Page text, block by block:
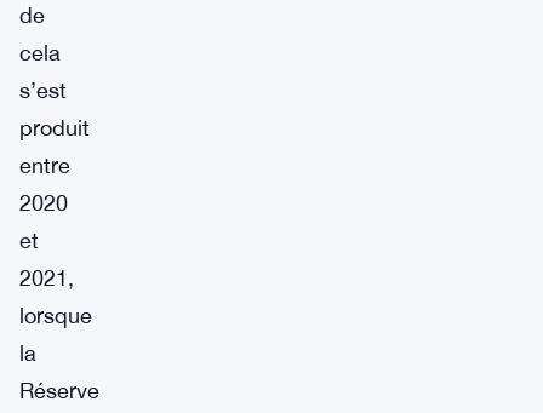
de
cela
s’est
produit
entre
2020
et
2021,
lorsque
la
Réserve